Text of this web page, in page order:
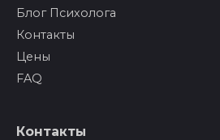
Блог Психолога
Контакты
Цены
FAQ
Контакты